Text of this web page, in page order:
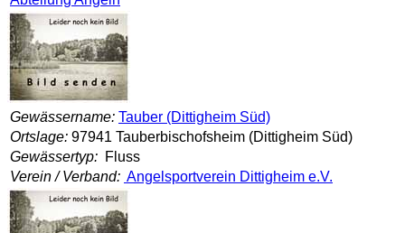
Gewässername: Tauber (Dittigheim Süd)
Ortslage: 97941 Tauberbischofsheim (Dittigheim Süd)
Gewässertyp: Fluss
Verein / Verband: Angelsportverein Dittigheim e.V.